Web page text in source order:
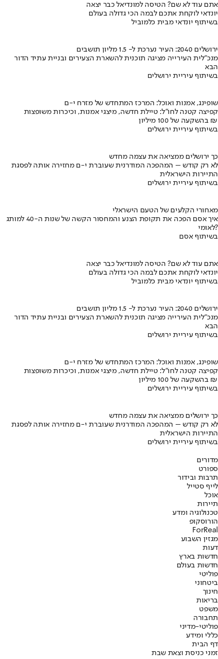
אתם עוד לא שם? הטיסה למונדיאל כבר יצאה
יונדאי לוקחת אתכם לבמה הכי גדולה בעולם
בשיתוף יונדאי מבית כלמוביל
ירושלים 2040: העיר נערכת ל- 1.5 מליון תושבים
מנכ"לית העירייה מציגה תוכנית להשארת הצעירים ובניית עתיד הדור
הבא
בשיתוף עיריית ירושלים
שופינג, אמנות ואוכל: המרכז המתחדש של מזרח י-ם
קפיצה קטנה לחו"ל: טיילת חדשה, מיצגי אמנות, וכיכרות משופצות
בהשקעה של 100 מיליון ₪
בשיתוף עיריית ירושלים
כך ירושלים ממציאה את עצמה מחדש
לא רק קודש – המהפכה המודרנית שעוברת י-ם מחזירה אותה לפסגת
התיירות הישראלית
בשיתוף עיריית ירושלים
מאחורי הקלעים של הטעם הישראלי
איך אסם הפכה את תקופת הצנע והמחסור הקשה של שנות ה-40 למותג
לאומי?
בשיתוף אסם
אתם עוד לא שם? הטיסה למונדיאל כבר יצאה
יונדאי לוקחת אתכם לבמה הכי גדולה בעולם
בשיתוף יונדאי מבית כלמוביל
ירושלים 2040: העיר נערכת ל- 1.5 מליון תושבים
מנכ"לית העירייה מציגה תוכנית להשארת הצעירים ובניית עתיד הדור
הבא
בשיתוף עיריית ירושלים
שופינג, אמנות ואוכל: המרכז המתחדש של מזרח י-ם
קפיצה קטנה לחו"ל: טיילת חדשה, מיצגי אמנות, וכיכרות משופצות
בהשקעה של 100 מיליון ₪
בשיתוף עיריית ירושלים
כך ירושלים ממציאה את עצמה מחדש
לא רק קודש – המהפכה המודרנית שעוברת י-ם מחזירה אותה לפסגת
התיירות הישראלית
בשיתוף עיריית ירושלים
מדורים
ספורט
תרבות ובידור
לייף סטייל
אוכל
תיירות
טכנולוגיה ומדע
הורוסקופ
ForReal
מגזין השבוע
דעות
חדשות בארץ
חדשות בעולם
פוליטי
ביטחוני
חינוך
בריאות
משפט
תחבורה
פוליטי-מדיני
כללי ומידע
דף הבית
זמני כניסת וצאת שבת